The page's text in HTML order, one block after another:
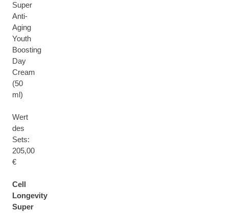
Super
Anti-
Aging
Youth
Boosting
Day
Cream
(50
ml)
Wert
des
Sets:
205,00
€
Cell
Longevity
Super